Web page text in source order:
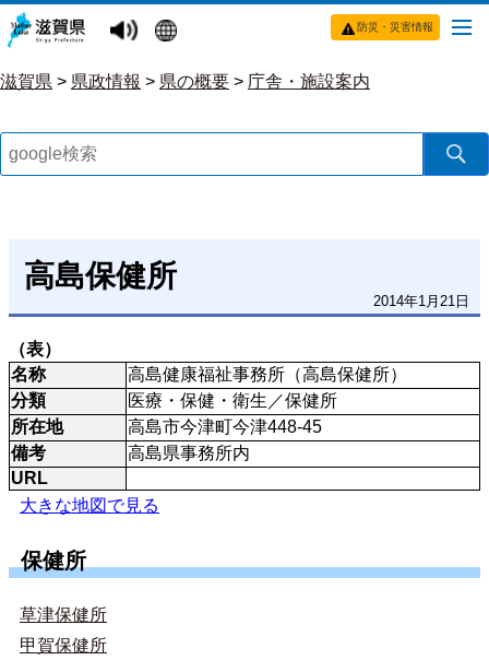
防災・災害情報
滋賀県 > 県政情報 > 県の概要 > 庁舎・施設案内
高島保健所
2014年1月21日
（表）
名称
高島健康福祉事務所（高島保健所）
分類
医療・保健・衛生／保健所
所在地
高島市今津町今津448-45
備考
高島県事務所内
URL
大きな地図で見る
保健所
草津保健所
甲賀保健所